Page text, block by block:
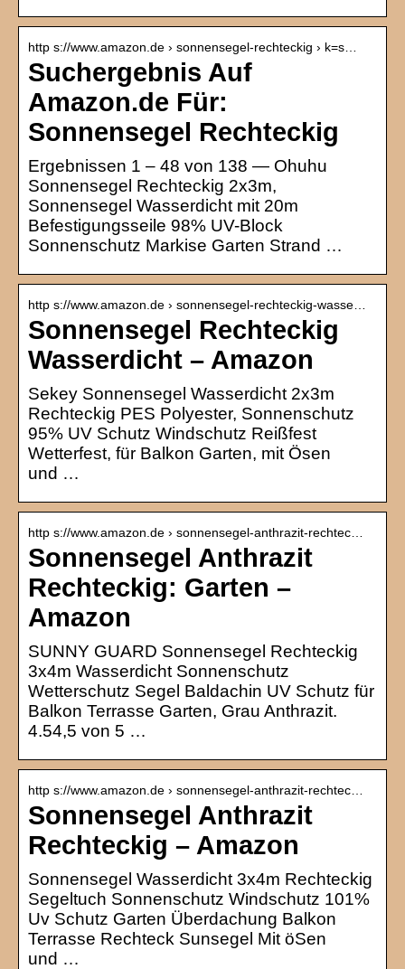
http s://www.amazon.de › sonnensegel-rechteckig › k=s…
Suchergebnis Auf
Amazon.de Für:
Sonnensegel Rechteckig
Ergebnissen 1 – 48 von 138 — Ohuhu
Sonnensegel Rechteckig 2x3m,
Sonnensegel Wasserdicht mit 20m
Befestigungsseile 98% UV-Block
Sonnenschutz Markise Garten Strand …
http s://www.amazon.de › sonnensegel-rechteckig-wasse…
Sonnensegel Rechteckig
Wasserdicht – Amazon
Sekey Sonnensegel Wasserdicht 2x3m
Rechteckig PES Polyester, Sonnenschutz
95% UV Schutz Windschutz Reißfest
Wetterfest, für Balkon Garten, mit Ösen
und …
http s://www.amazon.de › sonnensegel-anthrazit-rechtec…
Sonnensegel Anthrazit
Rechteckig: Garten –
Amazon
SUNNY GUARD Sonnensegel Rechteckig
3x4m Wasserdicht Sonnenschutz
Wetterschutz Segel Baldachin UV Schutz für
Balkon Terrasse Garten, Grau Anthrazit.
4.54,5 von 5 …
http s://www.amazon.de › sonnensegel-anthrazit-rechtec…
Sonnensegel Anthrazit
Rechteckig – Amazon
Sonnensegel Wasserdicht 3x4m Rechteckig
Segeltuch Sonnenschutz Windschutz 101%
Uv Schutz Garten Überdachung Balkon
Terrasse Rechteck Sunsegel Mit öSen
und …